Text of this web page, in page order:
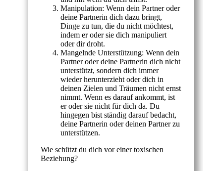
Manipulation: Wenn dein Partner oder
deine Partnerin dich dazu bringt,
Dinge zu tun, die du nicht möchtest,
indem er oder sie dich manipuliert
oder dir droht.
Mangelnde Unterstützung: Wenn dein
Partner oder deine Partnerin dich nicht
unterstützt, sondern dich immer
wieder herunterzieht oder dich in
deinen Zielen und Träumen nicht ernst
nimmt. Wenn es darauf ankommt, ist
er oder sie nicht für dich da. Du
hingegen bist ständig darauf bedacht,
deine Partnerin oder deinen Partner zu
unterstützen.
Wie schützt du dich vor einer toxischen
Beziehung?